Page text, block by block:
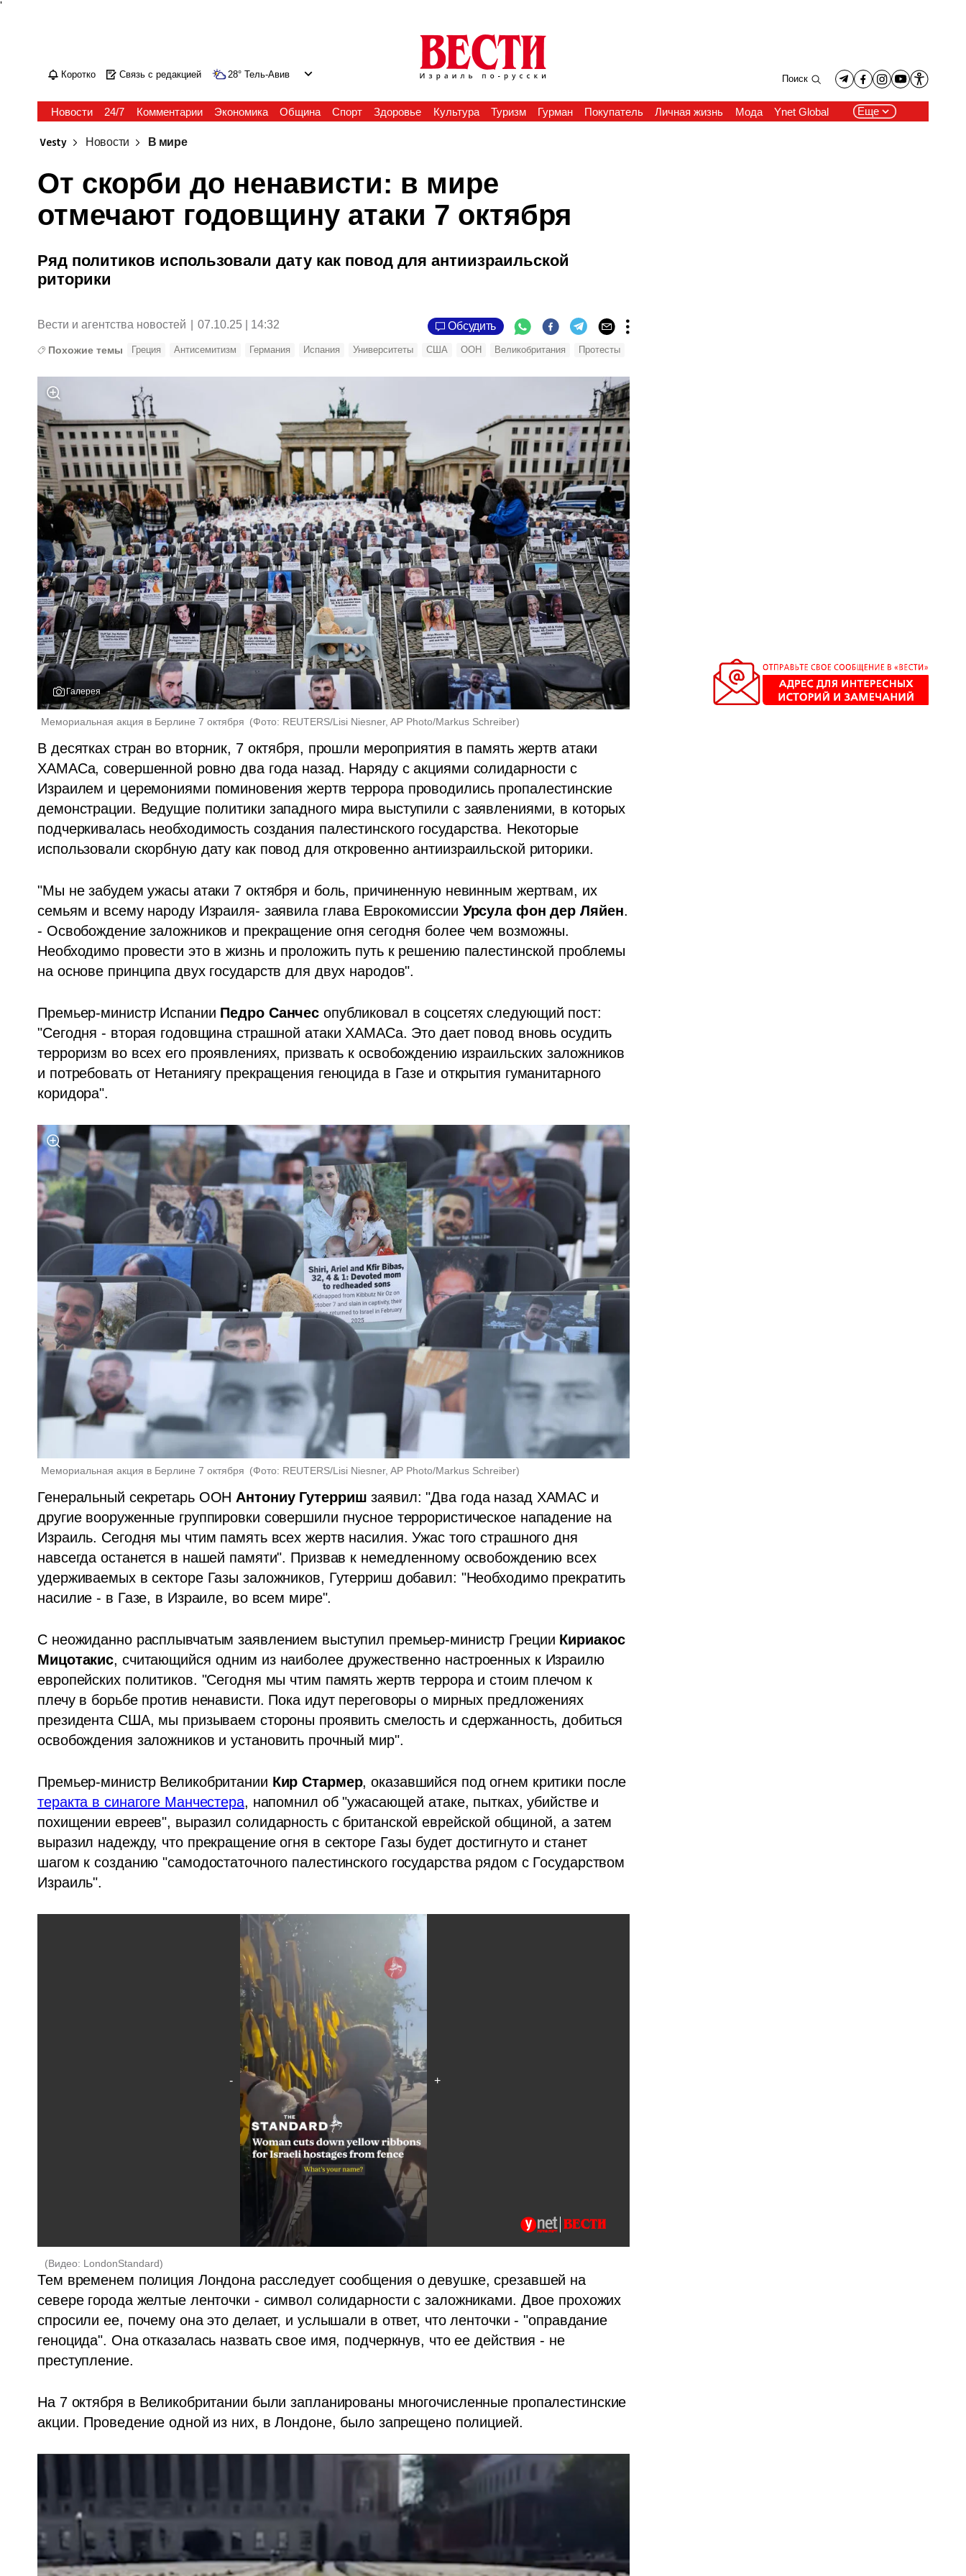
'
Коротко Связь с редакцией 28° Тель-Авив Поиск
Новости 24/7 Комментарии Экономика Община Спорт Здоровье Культура Туризм Гурман Покупатель Личная жизнь Мода Ynet Global Еще
Vesty Новости В мире
От скорби до ненависти: в мире
отмечают годовщину атаки 7 октября
Ряд политиков использовали дату как повод для антиизраильской
риторики
Вести и агентства новостей 07.10.25 | 14:32 Обсудить
Похожие темы Греция Антисемитизм Германия Испания Университеты США ООН Великобритания Протесты
Галерея
Мемориальная акция в Берлине 7 октября (Фото: REUTERS/Lisi Niesner, AP Photo/Markus Schreiber)
В десятках стран во вторник, 7 октября, прошли мероприятия в память жертв атаки
ХАМАСа, совершенной ровно два года назад. Наряду с акциями солидарности с
Израилем и церемониями поминовения жертв террора проводились пропалестинские
демонстрации. Ведущие политики западного мира выступили с заявлениями, в которых
подчеркивалась необходимость создания палестинского государства. Некоторые
использовали скорбную дату как повод для откровенно антиизраильской риторики.
"Мы не забудем ужасы атаки 7 октября и боль, причиненную невинным жертвам, их
семьям и всему народу Израиля- заявила глава Еврокомиссии Урсула фон дер Ляйен.
- Освобождение заложников и прекращение огня сегодня более чем возможны.
Необходимо провести это в жизнь и проложить путь к решению палестинской проблемы
на основе принципа двух государств для двух народов".
Премьер-министр Испании Педро Санчес опубликовал в соцсетях следующий пост:
"Сегодня - вторая годовщина страшной атаки ХАМАСа. Это дает повод вновь осудить
терроризм во всех его проявлениях, призвать к освобождению израильских заложников
и потребовать от Нетаниягу прекращения геноцида в Газе и открытия гуманитарного
коридора".
Мемориальная акция в Берлине 7 октября (Фото: REUTERS/Lisi Niesner, AP Photo/Markus Schreiber)
Генеральный секретарь ООН Антониу Гутерриш заявил: "Два года назад ХАМАС и
другие вооруженные группировки совершили гнусное террористическое нападение на
Израиль. Сегодня мы чтим память всех жертв насилия. Ужас того страшного дня
навсегда останется в нашей памяти". Призвав к немедленному освобождению всех
удерживаемых в секторе Газы заложников, Гутерриш добавил: "Необходимо прекратить
насилие - в Газе, в Израиле, во всем мире".
С неожиданно расплывчатым заявлением выступил премьер-министр Греции Кириакос
Мицотакис, считающийся одним из наиболее дружественно настроенных к Израилю
европейских политиков. "Сегодня мы чтим память жертв террора и стоим плечом к
плечу в борьбе против ненависти. Пока идут переговоры о мирных предложениях
президента США, мы призываем стороны проявить смелость и сдержанность, добиться
освобождения заложников и установить прочный мир".
Премьер-министр Великобритании Кир Стармер
теракта в синагоге Манчестера, напомнил об "ужасающей атаке, пытках, убийстве и
похищении евреев", выразил солидарность с британской еврейской общиной, а затем
выразил надежду, что прекращение огня в секторе Газы будет достигнуто и станет
шагом к созданию "самодостаточного палестинского государства рядом с Государством
Израиль".
(Видео: LondonStandard)
Тем временем полиция Лондона расследует сообщения о девушке, срезавшей на
севере города желтые ленточки - символ солидарности с заложниками. Двое прохожих
спросили ее, почему она это делает, и услышали в ответ, что ленточки - "оправдание
геноцида". Она отказалась назвать свое имя, подчеркнув, что ее действия - не
преступление.
На 7 октября в Великобритании были запланированы многочисленные пропалестинские
акции. Проведение одной из них, в Лондоне, было запрещено полицией.